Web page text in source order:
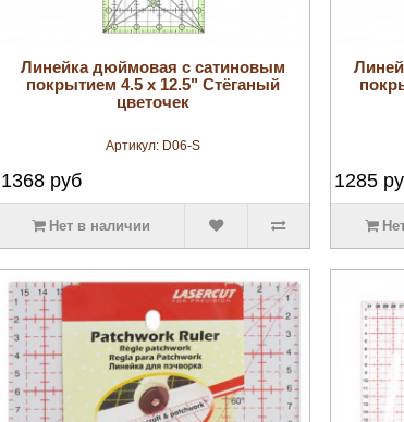
увеличить
Линейка дюймовая с сатиновым
покрытием 4.5 х 12.5" Стёганый
цветочек
Артикул: D06-S
1368 руб
Нет в наличии
1285